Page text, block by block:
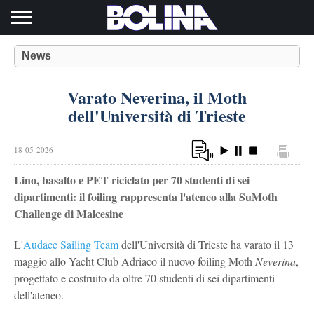
News
Varato Neverina, il Moth
dell'Università di Trieste
18-05-2026
Lino, basalto e PET riciclato per 70 studenti di sei
dipartimenti: il foiling rappresenta l'ateneo alla SuMoth
Challenge di Malcesine
L'Audace Sailing Teamdell'Università di Trieste ha varato il 13
maggio allo Yacht Club Adriaco il nuovo foiling Moth Neverina,
progettato e costruito da oltre 70 studenti di sei dipartimenti
dell'ateneo.